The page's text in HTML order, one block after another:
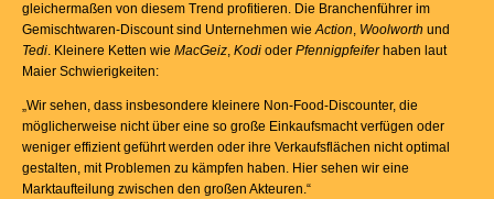
gleichermaßen von diesem Trend profitieren. Die Branchenführer im
Gemischtwaren-Discount sind Unternehmen wieAction, Woolworth und
Tedi. Kleinere Ketten wie MacGeiz, Kodi oder Pfennigpfeiferhaben laut
Maier Schwierigkeiten:
„Wir sehen, dass insbesondere kleinere Non-Food-Discounter, die
möglicherweise nicht über eine so große Einkaufsmacht verfügen oder
weniger effizient geführt werden oder ihre Verkaufsflächen nicht optimal
gestalten, mit Problemen zu kämpfen haben. Hier sehen wir eine
Marktaufteilung zwischen den großen Akteuren.“